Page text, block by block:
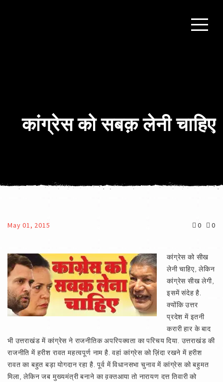
कांग्रेस को सबक़ लेनी चाहिए
May 01, 2015 0 0
कांग्रेस को सीख
लेनी चाहिए, लेकिन
कांग्रेस सीख लेगी,
इसमें संदेह है.
क्योंकि उत्तर
प्रदेश में इतनी
करारी हार के बाद
भी उत्तराखंड में कांग्रेस ने राजनीतिक अपरिपक्वता का परिचय दिया. उत्तराखंड की
राजनीति में हरीश रावत महत्वपूर्ण नाम है. वहां कांग्रेस को ज़िंदा रखने में हरीश
रावत का बहुत बड़ा योगदान रहा है. पूर्व में विधानसभा चुनाव में कांग्रेस को बहुमत
मिला, लेकिन जब मुख्यमंत्री बनाने का व़क्तआया तो नारायण दत्त तिवारी को